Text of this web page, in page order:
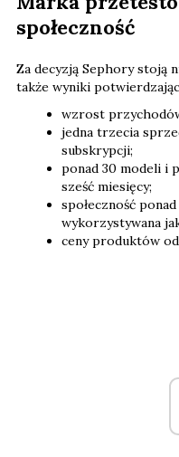
społeczność
Za decyzją Sephory stoją
także wyniki
wzrost
jedna trzecia
subskrypcji;
ponad 30 modeli i
sześć miesięcy;
społeczność
wykorzystywana
ceny produktów